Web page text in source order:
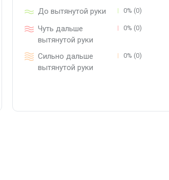
До вытянутой руки 0% (0)
Чуть дальше
вытянутой руки
0% (0)
Сильно дальше
вытянутой руки
0% (0)